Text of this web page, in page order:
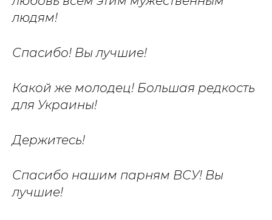
людям!
Спасибо! Вы лучшие!
Какой же молодец! Большая редкость
для Украины!
Держитесь!
Спасибо нашим парням ВСУ! Вы
лучшие!